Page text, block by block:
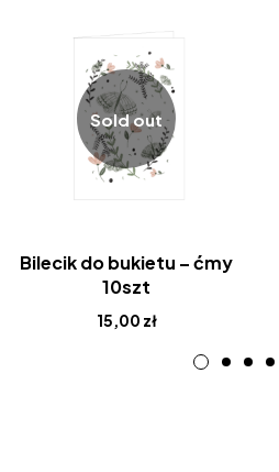
Sold out
Bilecik do bukietu – ćmy
10szt
15,00 zł